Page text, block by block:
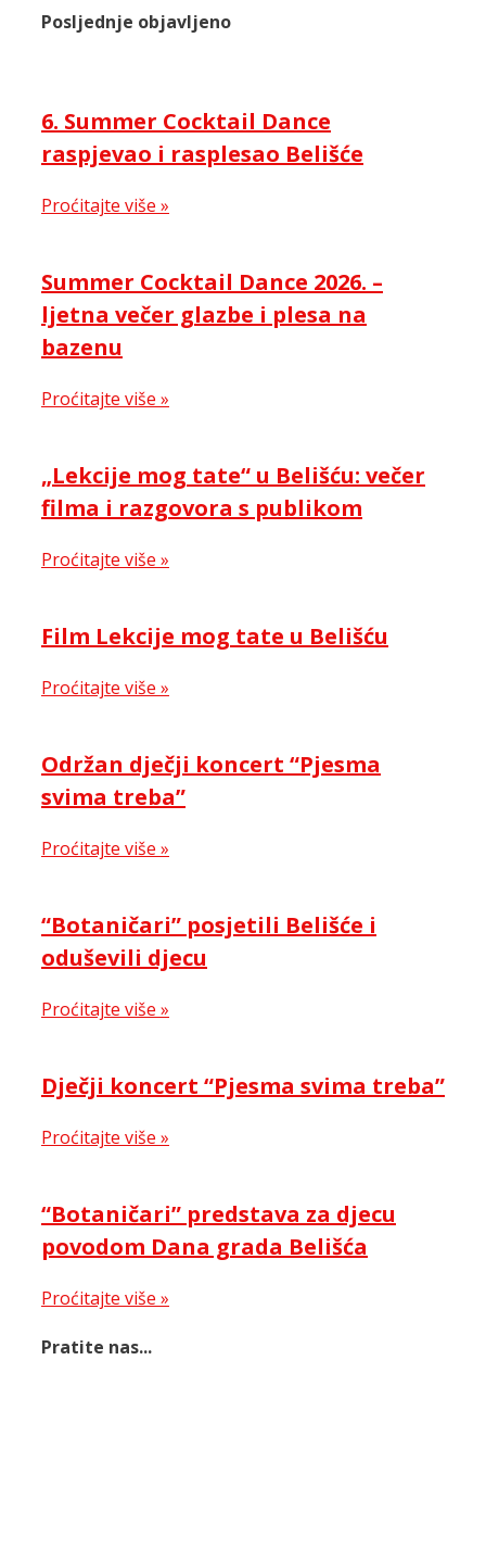
Posljednje objavljeno
6. Summer Cocktail Dance
raspjevao i rasplesao Belišće
Proćitajte više »
Summer Cocktail Dance 2026. –
ljetna večer glazbe i plesa na
bazenu
Proćitajte više »
„Lekcije mog tate“ u Belišću: večer
filma i razgovora s publikom
Proćitajte više »
Film Lekcije mog tate u Belišću
Proćitajte više »
Održan dječji koncert “Pjesma
svima treba”
Proćitajte više »
“Botaničari” posjetili Belišće i
oduševili djecu
Proćitajte više »
Dječji koncert “Pjesma svima treba”
Proćitajte više »
“Botaničari” predstava za djecu
povodom Dana grada Belišća
Proćitajte više »
Pratite nas...